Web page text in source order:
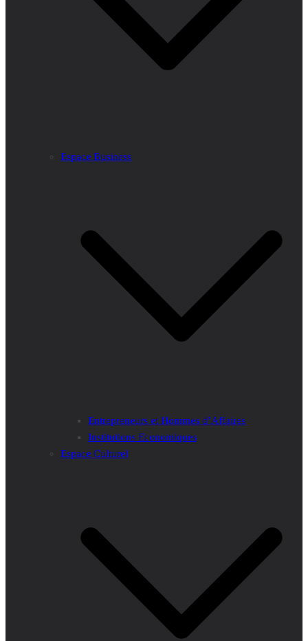
Espace Business
Entrepreneurs et Hommes d’Affaires
Institutions Economiques
Espace Culturel